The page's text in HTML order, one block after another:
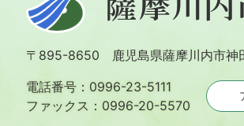
薩
摩
川
内
市
〒895-8650 鹿児島県薩摩川内市神
電話番号：0996-23-5111
ファックス：0996-20-5570